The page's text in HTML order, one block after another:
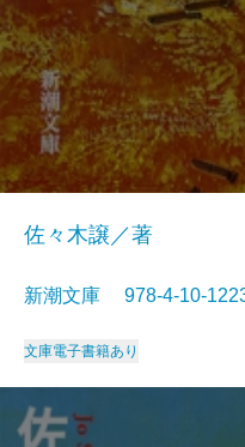
佐々木譲／著
新潮文庫 978-4-10-
文庫電子書籍あり